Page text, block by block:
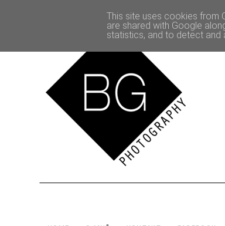
This site uses cookies from
are shared with Google
statistics, and to detect and